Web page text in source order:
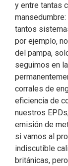
y entre tantas
tantos
por ejemplo,
del pampa,
seguimos en
corrales de
eficiencia de
nuestros
emisión de
si vamos al
indiscutible
británicas,